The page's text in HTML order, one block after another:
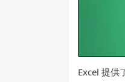
Excel 提供